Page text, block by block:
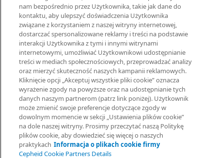
Umowa o przetwarzaniu danych
Społeczności partnerów
Information Security Terms and Conditions
© 2026 Cepheid. Cepheid®, logo Cepheid, GeneXpert®, Xpert® i
I-CORE® to znaki towarowe spółki Cepheid, zarejestrowane w
USA i w innych krajach.
nam bezpośrednio przez Użytkownika, takie jak dane do
kontaktu, aby ulepszyć doświadczenia Użytkownika
związane z korzystaniem z naszej witryny internetowej,
dostarczać spersonalizowane reklamy i treści na podstawie
interakcji Użytkownika z tymi i innymi witrynami
internetowymi, umożliwiać Użytkownikowi udostępnianie
treści w mediach społecznościowych, przeprowadzać analizy
oraz mierzyć skuteczność naszych kampanii reklamowych.
Kliknięcie opcji „Akceptuj wszystkie pliki cookie” oznacza
wyrażenie zgody na powyższe oraz na udostępnianie tych
danych naszym partnerom (patrz link poniżej). Użytkownik
może zmienić swoje preferencje dotyczące zgody w
dowolnym momencie w sekcji „Ustawienia plików cookie”
na dole naszej witryny. Prosimy przeczytać naszą Politykę
plików cookie, aby dowiedzieć się więcej o naszych
praktykach Informacja o plikach cookie firmy
Cepheid Cookie Partners Details